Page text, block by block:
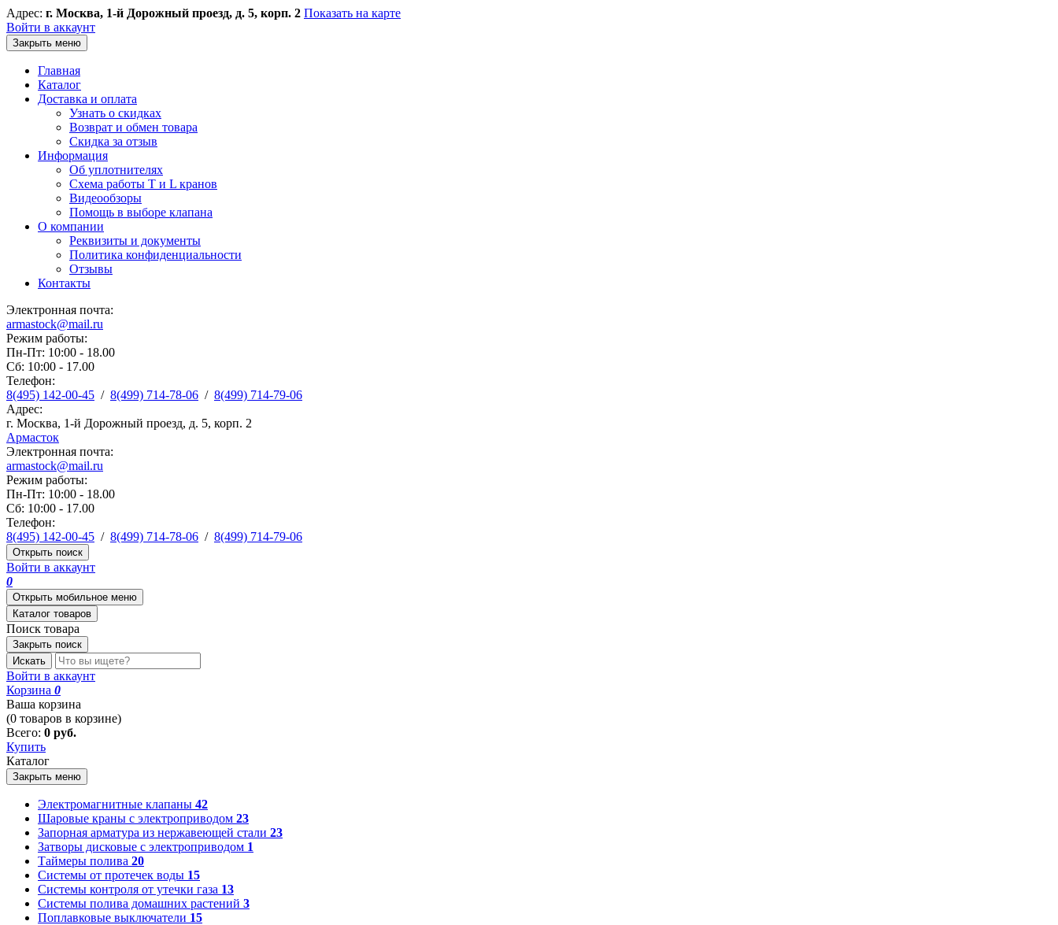
Адрес: г. Москва, 1-й Дорожный проезд, д. 5, корп. 2 Показать на карте
Войти в аккаунт
Закрыть меню
Главная
Каталог
Доставка и оплата
Узнать о скидках
Возврат и обмен товара
Скидка за отзыв
Информация
Об уплотнителях
Схема работы T и L кранов
Видеообзоры
Помощь в выборе клапана
О компании
Реквизиты и документы
Политика конфиденциальности
Отзывы
Контакты
Электронная почта:
armastock@mail.ru
Режим работы:
Пн-Пт: 10:00 - 18.00
Сб: 10:00 - 17.00
Телефон:
8(495) 142-00-45 / 8(499) 714-78-06 / 8(499) 714-79-06
Адрес:
г. Москва, 1-й Дорожный проезд, д. 5, корп. 2
Армасток
Электронная почта:
armastock@mail.ru
Режим работы:
Пн-Пт: 10:00 - 18.00
Сб: 10:00 - 17.00
Телефон:
8(495) 142-00-45 / 8(499) 714-78-06 / 8(499) 714-79-06
Открыть поиск
Войти в аккаунт
0
Открыть мобильное меню
Каталог товаров
Поиск товара
Закрыть поиск
Искать
Войти в аккаунт
Корзина 0
Ваша корзина
(0 товаров в корзине)
Всего: 0 руб.
Купить
Каталог
Закрыть меню
Электромагнитные клапаны 42
Шаровые краны с электроприводом 23
Запорная арматура из нержавеющей стали 23
Затворы дисковые с электроприводом 1
Таймеры полива 20
Системы от протечек воды 15
Системы контроля от утечки газа 13
Системы полива домашних растений 3
Поплавковые выключатели 15